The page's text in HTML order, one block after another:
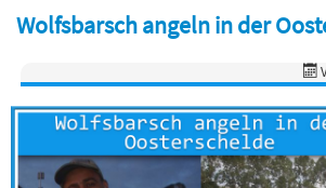
Wolfsbarsch angeln in der